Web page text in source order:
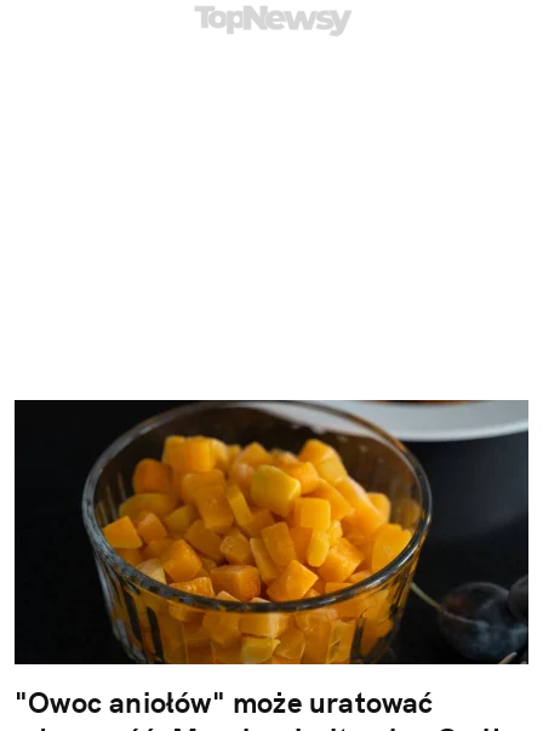
"Owoc aniołów" może uratować